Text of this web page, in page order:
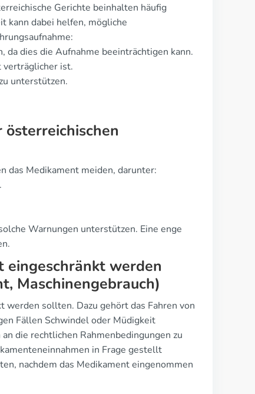
Gerichte beinhalten häufig
kann dabei helfen, mögliche
dies die Aufnahme beeinträchtigen kann.
verträglicher ist.
unterstützen.
das Medikament meiden, darunter:
Warnungen unterstützen. Eine enge
eingeschränkt werden
Maschinengebrauch)
sollten. Dazu gehört das Fahren von
Fällen Schwindel oder Müdigkeit
die rechtlichen Rahmenbedingungen zu
in Frage gestellt
nachdem das Medikament eingenommen